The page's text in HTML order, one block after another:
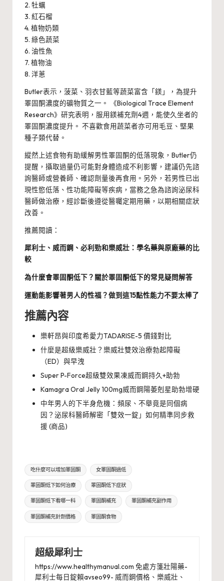
2. 牡蠣
3. 紅石榴
4. 植物奶類
5. 綠色蔬菜
6. 油性魚
7. 植物油
8. 洋蔥
Butler表示，菠菜、羽衣甘藍等蔬菜富含「鎂」，為提升
睪固酮濃度的礦物質之一。 《Biological Trace Element
Research》研究表明，服用鎂補充劑4週，能使久坐者的
睪固酮濃度提升。 不喜歡食用蔬菜者亦可用毛豆、堅果
種子類代替。
縱然上述食物有助緩解男性睪固酮的低落現象，Butler仍
提醒，攝取過量仍可能對身體造成不利影響，建議仍先諮
詢醫師或營養師、確認劑量後再食用。另外，若男性已出
現性慾低落、性功能障礙等疾病，當務之急為諮詢泌尿科
醫師做治療，經診斷後遵從醫囑定期用藥，以期相關症狀
改善。
推薦閱讀：
犀利士、威而鋼、必利勁和樂威壯：學名藥與原廠藥的比
較
為什麼會睪固酮低下？關於睪固酮低下的常見疑問解答
運動能影響著男人的性福？做到這15點性能力不要太棒了
推薦內容
樂軒昂與印度希愛力TADARISE-5 價錢對比
什麼是超級樂威壯？樂威壯雙效治療勃起障礙
（ED）與早洩
Super P-Force超級雙效果凍威而鋼持久+助勃
Kamagra Oral Jelly 100mg威而鋼陽萎剋星助勃增硬
中年男人的下半身危機：頻尿、不舉竟是同個病
因？泌尿科醫師解密「雙效一錠」如何精準同步救
援 (商品)
Tags:
吃什麼可以增加睪固酮 女睪固酮過低
睪固酮低下如何治療 睪固酮低下症狀
睪固酮低下看哪一科 睪固酮補充 睪固酮補充副作用
睪固酮補充針劑價格 睪固酮食物
超級犀利士
https://www.healthymanual.com 免處方箋壯陽藥-
犀利士每日錠賴avseo99- 威而鋼價格、樂威壯、